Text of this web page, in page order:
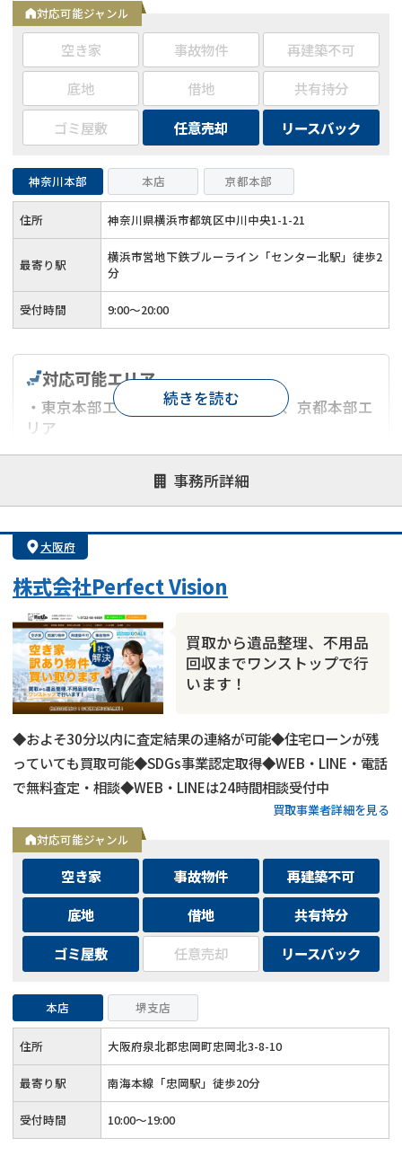
ート◆24時間相談受付◆年中無休で対応
対応可能ジャンル
空き家 事故物件
再建築不可
底地
借地
共有持分
ゴミ屋敷
任意売却 リースバック
神奈川本部 本店 京都本部
住所 神奈川県横浜市都筑区中川中央1-1-21
最寄り駅
横浜市営地下鉄ブルーライン「センター北駅」徒歩2
分
受付時間 9:00～20:00
事務所詳細
対応可能エリア
・東京本部エリア、神奈川本部エリア、京都本部エ
リア
業者案件歓迎
続きを読む
大阪府
株式会社Perfect Vision
買取から遺品整理、不用品
回収までワンストップで行
います！
◆およそ30分以内に査定結果の連絡が可能◆住宅ローンが残
っていても買取可能◆SDGs事業認定取得◆WEB・LINE・電話
で無料査定・相談◆WEB・LINEは24時間相談受付中
買取事業者詳細を見る
対応可能ジャンル
空き家 事故物件
再建築不可
底地
借地
共有持分
ゴミ屋敷
任意売却 リースバック
本店 堺支店
住所 大阪府泉北郡忠岡町忠岡北3-8-10
最寄り駅 南海本線「忠岡駅」徒歩20分
受付時間 10:00～19:00